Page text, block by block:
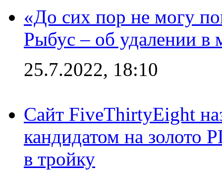
«До сих пор не могу
Рыбус – об удалении в
25.7.2022, 18:10
Сайт FiveThirtyEight
кандидатом на
в тройку